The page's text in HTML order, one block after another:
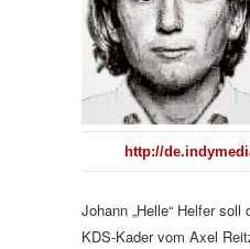
http://
Johann „Helle“ Helfer
KDS-Kader vom Axel